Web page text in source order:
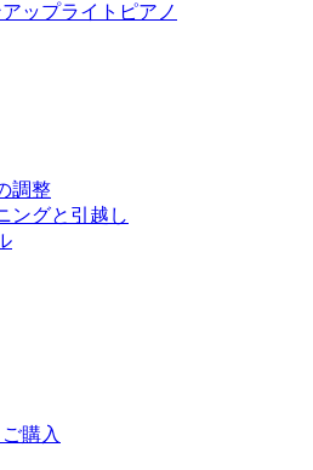
ップライトピアノ
調整
ングと引越し
購入